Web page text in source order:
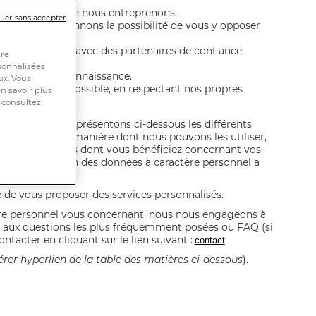
de tout ce que nous entreprenons.
et vous donnons la possibilité de vous y opposer
qu’avec des partenaires de confiance.
à votre connaissance.
mesure du possible, en respectant nos propres
privée, nous présentons ci-dessous les différents
nous, la manière dont nous pouvons les utiliser,
que les droits dont vous bénéficiez concernant vos
de protection des données à caractère personnel a
vous proposer des services personnalisés.
personnel vous concernant, nous nous engageons à
questions les plus fréquemment posées ou FAQ (si
en cliquant sur le lien suivant : contact.
hyperlien de la table des matières ci-dessous).
Vous
savoir plus
sans accepter